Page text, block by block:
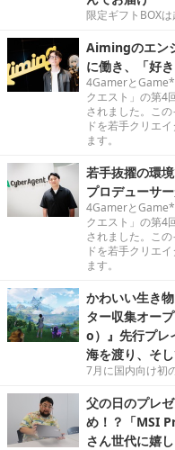
限定ギフトBOX
Aimingのエン
に働き、「好
4Gamerと
クエスト」の第4
されました。こ
ドを若手クリエ
ます。
若手抜擢の環
プロデューサ
4Gamerと
クエスト」の第4
されました。こ
ドを若手クリエ
ます。
かわいい生き
ター収集オー
o）』先行プレ
海を渡り、そ
7月に国内向け初
父の日のプレ
め！？「MSI
さん世代に嬉